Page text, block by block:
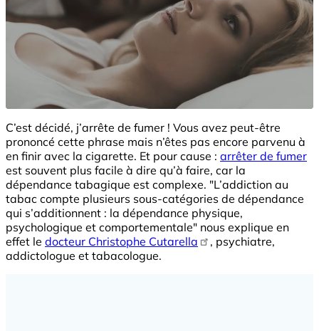
C’est décidé, j’arrête de fumer ! Vous avez peut-être
prononcé cette phrase mais n’êtes pas encore parvenu à
en finir avec la cigarette. Et pour cause : arrêter de fumer
est souvent plus facile à dire qu’à faire, car la
dépendance tabagique est complexe. "L’addiction au
tabac compte plusieurs sous-catégories de dépendance
qui s’additionnent : la dépendance physique,
psychologique et comportementale" nous explique en
effet le docteur Christophe Cutarella
, psychiatre,
addictologue et tabacologue.